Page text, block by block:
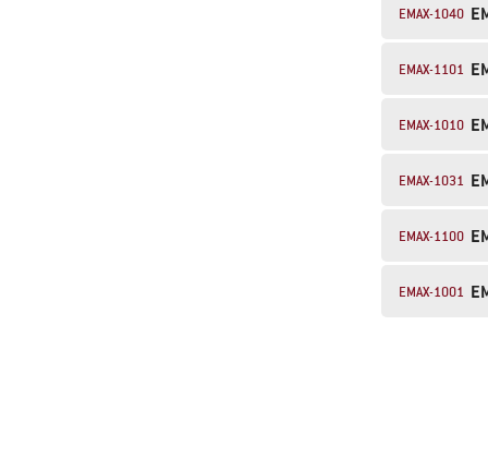
EMAX-1040
EMAX-1101
EMAX-1010
EMAX-1031
EMAX-1100
EMAX-1001